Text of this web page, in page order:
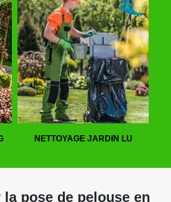
NETTOYAGE JARDIN LU
pose de pelouse en